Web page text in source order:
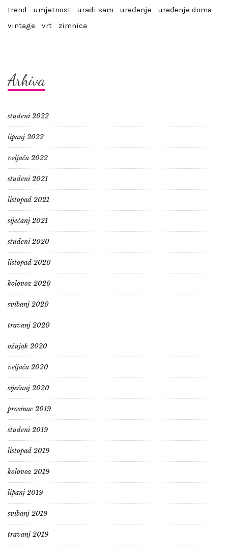
trend
umjetnost uradi sam uređenje
uređenje doma
vintage
vrt zimnica
Arhiva
studeni 2022
lipanj 2022
veljača 2022
studeni 2021
listopad 2021
siječanj 2021
studeni 2020
listopad 2020
kolovoz 2020
svibanj 2020
travanj 2020
ožujak 2020
veljača 2020
siječanj 2020
prosinac 2019
studeni 2019
listopad 2019
kolovoz 2019
lipanj 2019
svibanj 2019
travanj 2019